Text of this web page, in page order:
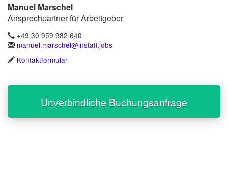
Manuel Marschel
Ansprechpartner für Arbeitgeber
+49 30 959 982 640
manuel.marschel@instaff.jobs
Kontaktformular
Unverbindliche Buchungsanfrage